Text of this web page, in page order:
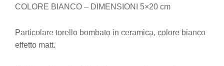
COLORE BIANCO – DIMENSIONI 5×20 cm
Particolare torello bombato in ceramica, colore bianco
effetto matt.